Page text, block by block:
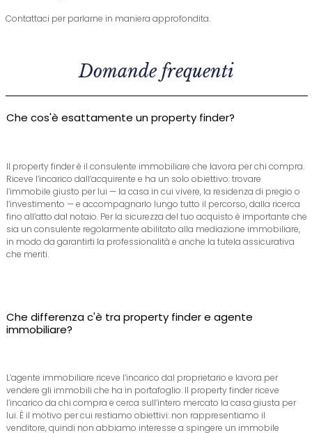
Contattaci per parlarne in maniera approfondita.
Domande frequenti
Che cos'è esattamente un property finder?
Il property finder è il consulente immobiliare che lavora per chi compra.
Riceve l’incarico dall’acquirente e ha un solo obiettivo: trovare
l’immobile giusto per lui — la casa in cui vivere, la residenza di pregio o
l’investimento — e accompagnarlo lungo tutto il percorso, dalla ricerca
fino all’atto dal notaio. Per la sicurezza del tuo acquisto è importante che
sia un consulente regolarmente abilitato alla mediazione immobiliare,
in modo da garantirti la professionalità e anche la tutela assicurativa
che meriti.
Che differenza c'è tra property finder e agente
immobiliare?
L’agente immobiliare riceve l’incarico dal proprietario e lavora per
vendere gli immobili che ha in portafoglio. Il property finder riceve
l’incarico da chi compra e cerca sull’intero mercato la casa giusta per
lui. È il motivo per cui restiamo obiettivi: non rappresentiamo il
venditore, quindi non abbiamo interesse a spingere un immobile